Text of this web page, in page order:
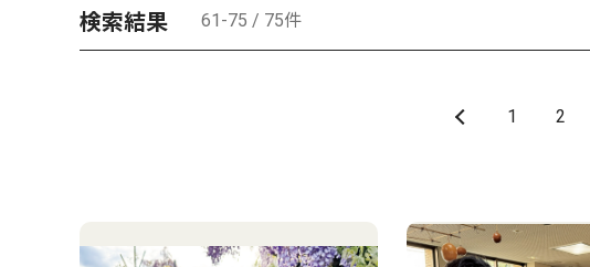
検索結果 61-75 / 75件
1 2